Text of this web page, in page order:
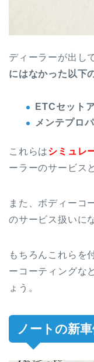
ディーラーが出し
にはなかった以下
ETCセット
メンテプロ
これらはシミュレ
ーラーのサービス
また、ボディーコ
のサービス扱いに
もちろんこれらを
ーコーティングな
ょう。
ノートの新